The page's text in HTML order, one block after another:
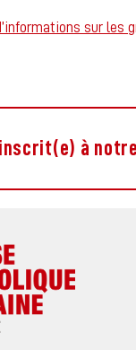
sur les
inscrit(e) à